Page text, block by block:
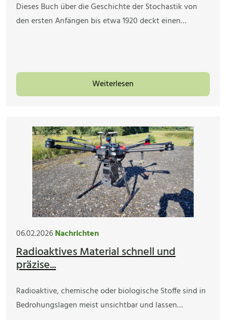
Dieses Buch über die Geschichte der Stochastik von
den ersten Anfängen bis etwa 1920 deckt einen…
Weiterlesen
06.02.2026Nachrichten
Radioaktives Material schnell und
präzise...
Radioaktive, chemische oder biologische Stoffe sind in
Bedrohungslagen meist unsichtbar und lassen…